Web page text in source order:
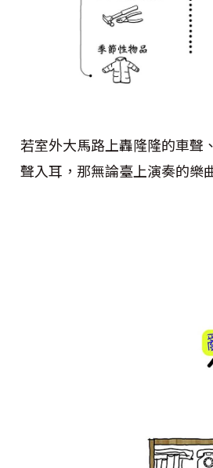
若室外大馬路上轟隆隆的車聲
聲入耳，那無論臺上演奏的樂